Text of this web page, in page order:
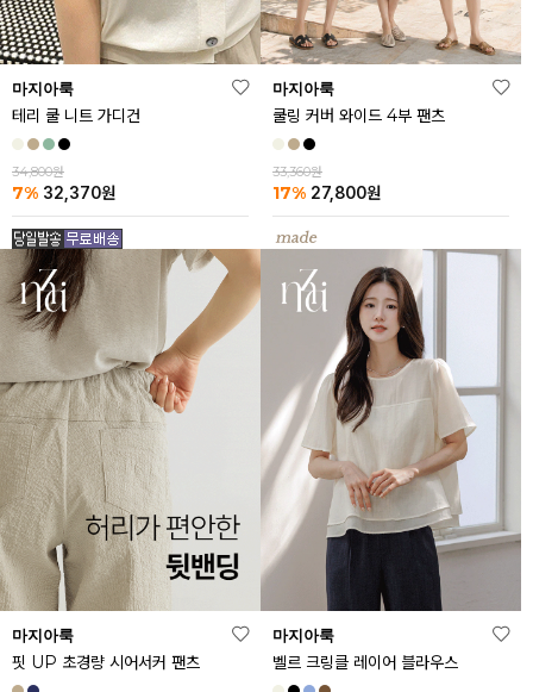
마지아룩
테리 쿨 니트 가디건
34,800원
7% 32,370원
마지아룩
쿨링 커버 와이드 4부 팬츠
33,360원
17% 27,800원
마지아룩
핏 UP 초경량 시어서커 팬츠
마지아룩
벨르 크링클 레이어 블라우스